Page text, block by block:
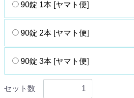
90錠 1本 [ヤマト便]
90錠 2本 [ヤマト便]
90錠 3本 [ヤマト便]
セット数